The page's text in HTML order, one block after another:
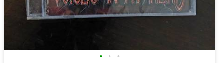
• • •